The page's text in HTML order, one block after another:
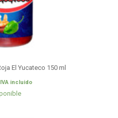
El Yucateco 150 ml
IVA incluido